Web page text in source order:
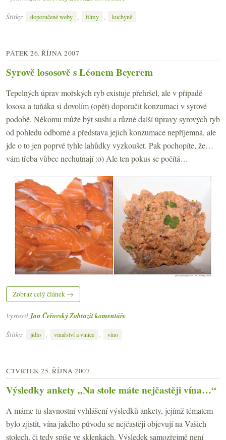
Štítky:
doporučené weby , filmy , kuchyně
PÁTEK 26. ŘÍJNA 2007
Syrově lososově s Léonem Beyerem
Tepelných úprav mořských ryb existuje přehršel, ale v případě
lososa a tuňáka si dovolím (opět) doporučit konzumaci v syrové
podobě. Někomu může být sushi a různé další úpravy syrových ryb
od pohledu odborné a představa jejich konzumace nepříjemná, ale
jde o to jen poprvé tyhle lahůdky vyzkoušet. Pak pochopíte, že…
vám třeba vůbec nechutnají :o) Ale ten pokus se počítá…
Zobraz celý článek →
VystavilJan ČeřovskýZobrazit komentáře
Štítky:
jídlo vinařství a vinice víno
ČTVRTEK 25. ŘÍJNA 2007
Výsledky ankety „Na stole máte nejčastěji vína…“
A máme tu slavnostní vyhlášení výsledků ankety, jejímž tématem
bylo zjistit, vína jakého původu se nejčastěji objevují na Vašich
stolech, či tedy spíše ve sklenkách. Výsledek samozřejmě není